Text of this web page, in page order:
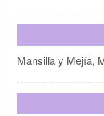
Mansilla y Mejía,